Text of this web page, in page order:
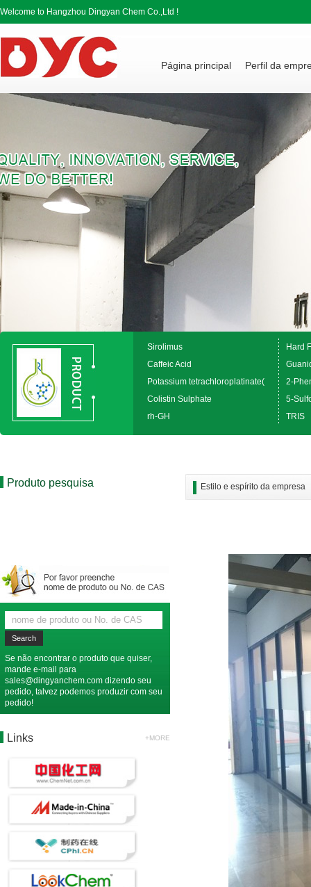
Welcome to Hangzhou Dingyan Chem Co.,Ltd !
Página principal Perfil da
Sirolimus
Hard
Caffeic Acid
Potassium tetrachloroplatinate(
2-
Colistin Sulphate
5-
rh-GH
TRIS
Produto pesquisa
Se não encontrar o produto que quiser,
mande e-mail para
sales@dingyanchem.com dizendo seu
pedido, talvez podemos produzir com seu
pedido!
Links +MORE
Estilo e espírito da empresa